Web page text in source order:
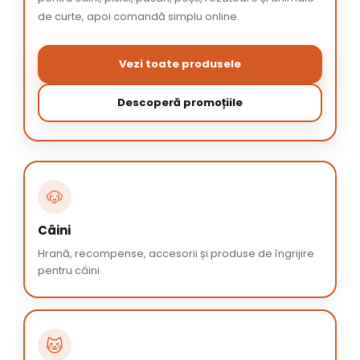
de curte, apoi comandă simplu online.
Vezi toate produsele
Descoperă promoțiile
🐶
Câini
Hrană, recompense, accesorii și produse de îngrijire
pentru câini.
🐱